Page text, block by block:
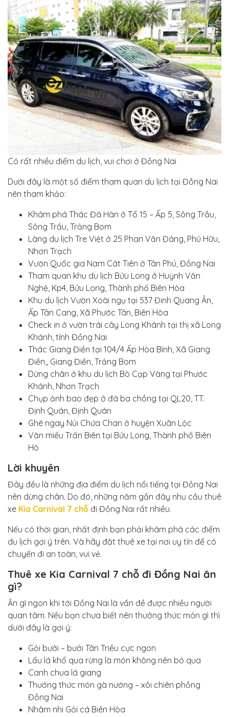
Có rất nhiều điểm du lịch, vui chơi ở Đồng Nai
Dưới đây là một số điểm tham quan du lịch tại Đồng Nai
nên tham khảo:
Khám phá Thác Đá Hàn ở Tổ 15 – Ấp 5, Sông Trầu,
Sông Trầu, Trảng Bom
Làng du lịch Tre Việt ở 25 Phan Văn Đáng, Phú Hữu,
Nhơn Trạch
Vườn Quốc gia Nam Cát Tiên ở Tân Phú, Đồng Nai
Tham quan khu du lịch Bửu Long ở Huỳnh Văn
Nghệ, Kp4, Bửu Long, Thành phố Biên Hòa
Khu du lịch Vườn Xoài ngụ tại 537 Đinh Quang Ân,
Ấp Tân Cang, Xã Phước Tân, Biên Hòa
Check in ở vườn trái cây Long Khánh tại thị xã Long
Khánh, tỉnh Đồng Nai
Thác Giang Điền tại 104/4 Ấp Hòa Bình, Xã Giang
Điền,, Giang Điền, Trảng Bom
Dừng chân ở khu du lịch Bò Cạp Vàng tại Phước
Khánh, Nhơn Trạch
Chụp ảnh bao đẹp ở đá ba chồng tại QL20, TT.
Định Quán, Định Quán
Ghé ngay Núi Chứa Chan ở huyện Xuân Lộc
Văn miếu Trấn Biên tại Bửu Long, Thành phố Biên
Hò
Lời khuyên
Đây đều là những địa điểm du lịch nổi tiếng tại Đồng Nai
nên dừng chân. Do đó, những năm gần đây nhu cầu thuê
xe Kia Carnival 7 chỗ đi Đồng Nai rất nhiều.
Nếu có thời gian, nhất định bạn phải khám phá các điểm
du lịch gợi ý trên. Và hãy đặt thuê xe tại nơi uy tín để có
chuyến đi an toàn, vui vẻ.
Thuê xe Kia Carnival 7 chỗ đi Đồng Nai ăn
gì?
Ăn gì ngon khi tới Đồng Nai là vấn đề được nhiều người
quan tâm. Nếu bạn chưa biết nên thưởng thức món gì thì
dưới đây là gợi ý:
Gỏi bưởi – bưởi Tân Triều cực ngon
Lẩu lá khổ qua rừng là món không nên bỏ qua
Canh chua lá giang
Thưởng thức món gà nướng – xôi chiên phồng
Đồng Nai
Nhâm nhi Gỏi cá Biên Hòa